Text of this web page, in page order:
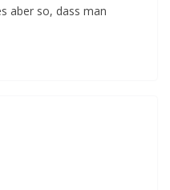
aber so, dass man